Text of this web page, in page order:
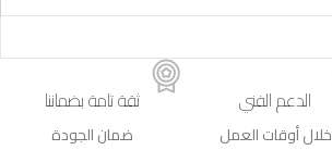
الدعم الفني
خلال أوقات العمل
ثقة تامة بضماننا
ضمان الجودة